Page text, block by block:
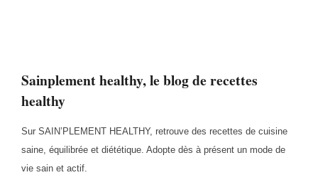
Sainplement healthy, le blog de recettes
healthy
Sur SAIN’PLEMENT HEALTHY, retrouve des recettes de cuisine
saine, équilibrée et diététique. Adopte dès à présent un mode de
vie sain et actif.